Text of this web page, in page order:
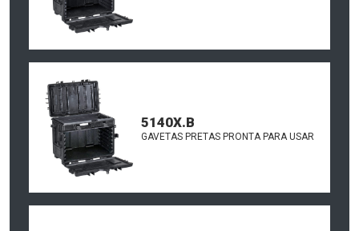
5140X.B
GAVETAS PRETAS PRONTA PARA USAR